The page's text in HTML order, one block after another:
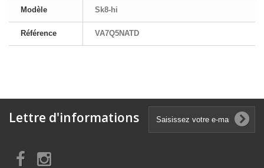
Modèle Sk8-hi
Référence VA7Q5NATD
Lettre d'informations